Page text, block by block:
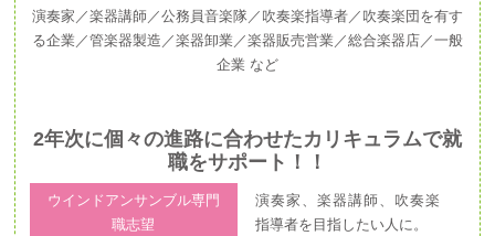
演奏家／楽器講師／公務員音楽隊／吹奏楽指導者／吹奏楽団を有す
る企業／管楽器製造／楽器卸業／楽器販売営業／総合楽器店／一般
企業 など
2年次に個々の進路に合わせたカリキュラムで就
職をサポート！！
ウインドアンサンブル専門
職志望
演奏家、楽器講師、吹奏楽
指導者を目指したい人に。